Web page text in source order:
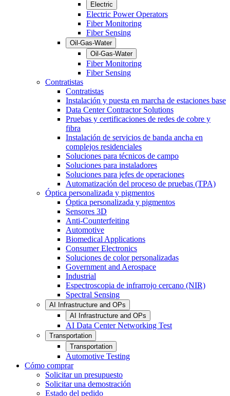
Electric
Electric Power Operators
Fiber Monitoring
Fiber Sensing
Oil-Gas-Water
Oil-Gas-Water
Fiber Monitoring
Fiber Sensing
Contratistas
Contratistas
Instalación y puesta en marcha de estaciones base
Data Center Contractor Solutions
Pruebas y certificaciones de redes de cobre y
fibra
Instalación de servicios de banda ancha en
complejos residenciales
Soluciones para técnicos de campo
Soluciones para instaladores
Soluciones para jefes de operaciones
Automatización del proceso de pruebas (TPA)
Óptica personalizada y pigmentos
Óptica personalizada y pigmentos
Sensores 3D
Anti-Counterfeiting
Automotive
Biomedical Applications
Consumer Electronics
Soluciones de color personalizadas
Government and Aerospace
Industrial
Espectroscopia de infrarrojo cercano (NIR)
Spectral Sensing
AI Infrastructure and OPs
AI Infrastructure and OPs
AI Data Center Networking Test
Transportation
Transportation
Automotive Testing
Cómo comprar
Solicitar un presupuesto
Solicitar una demostración
Estado del pedido